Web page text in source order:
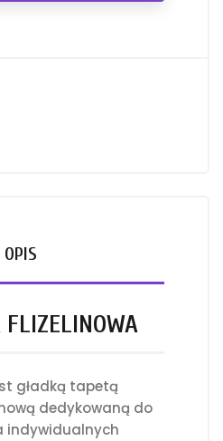
OPIS
FLIZELINOWA
gładką tapetą
dedykowaną do
indywidualnych